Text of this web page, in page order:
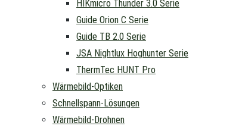
HIKmicro Thunder 3.0 Serie
Guide Orion C Serie
Guide TB 2.0 Serie
JSA Nightlux Hoghunter Serie
ThermTec HUNT Pro
Wärmebild-Optiken
Schnellspann-Lösungen
Wärmebild-Drohnen